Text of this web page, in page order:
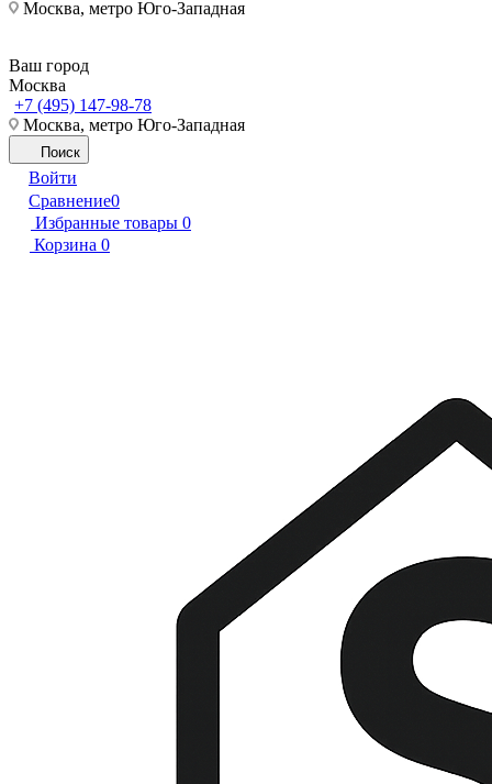
Москва, метро Юго-Западная
Ваш город
Москва
+7 (495) 147-98-78
Москва, метро Юго-Западная
Поиск
Войти
Сравнение0
Избранные товары 0
Корзина 0